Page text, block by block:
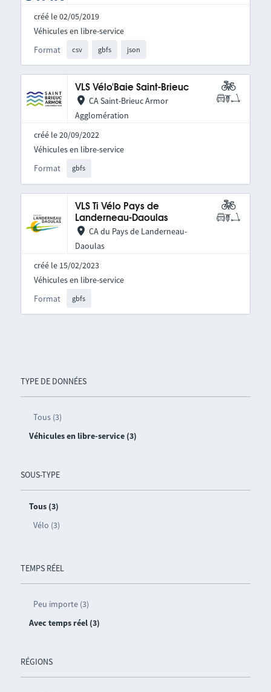
TYPE DE DONNÉES
Tous (3)
Véhicules en libre-service (3)
SOUS-TYPE
Tous (3)
Vélo (3)
TEMPS RÉEL
Peu importe (3)
Avec temps réel (3)
RÉGIONS
créé le 02/05/2019
Format csv gbfs json
Véhicules en libre-service
VLS Vélo'Baie Saint-Brieuc
CA Saint-Brieuc Armor
Agglomération
créé le 20/09/2022
Format gbfs
Véhicules en libre-service
VLS Ti Vélo Pays de
Landerneau-Daoulas
CA du Pays de Landerneau-
Daoulas
créé le 15/02/2023
Format gbfs
Véhicules en libre-service